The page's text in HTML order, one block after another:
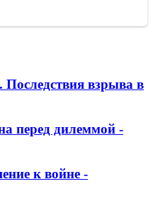
Последствия взрыва в
перед дилеммой -
к войне -